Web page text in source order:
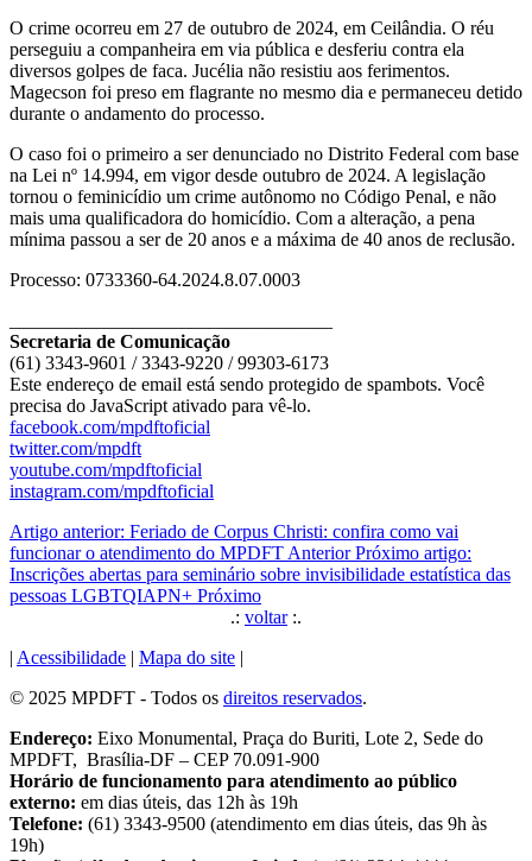
O crime ocorreu em 27 de outubro de 2024, em Ceilândia. O réu
perseguiu a companheira em via pública e desferiu contra ela
diversos golpes de faca. Jucélia não resistiu aos ferimentos.
Magecson foi preso em flagrante no mesmo dia e permaneceu detido
durante o andamento do processo.
O caso foi o primeiro a ser denunciado no Distrito Federal com base
na Lei nº 14.994, em vigor desde outubro de 2024. A legislação
tornou o feminicídio um crime autônomo no Código Penal, e não
mais uma qualificadora do homicídio. Com a alteração, a pena
mínima passou a ser de 20 anos e a máxima de 40 anos de reclusão.
Processo: 0733360-64.2024.8.07.0003
Secretaria de Comunicação
(61) 3343-9601 / 3343-9220 / 99303-6173
Este endereço de email está sendo protegido de spambots. Você
precisa do JavaScript ativado para vê-lo.
facebook.com/mpdftoficial
twitter.com/mpdft
youtube.com/mpdftoficial
instagram.com/mpdftoficial
Artigo anterior: Feriado de Corpus Christi: confira como vai
funcionar o atendimento do MPDFT Anterior Próximo artigo:
Inscrições abertas para seminário sobre invisibilidade estatística das
pessoas LGBTQIAPN+ Próximo
.: voltar:.
| Acessibilidade | Mapa do site |
© 2025 MPDFT - Todos os direitos reservados.
Endereço: Eixo Monumental, Praça do Buriti, Lote 2, Sede do
MPDFT, Brasília-DF – CEP 70.091-900
Horário de funcionamento para atendimento ao público
externo: em dias úteis, das 12h às 19h
Telefone: (61) 3343-9500 (atendimento em dias úteis, das 9h às
19h)